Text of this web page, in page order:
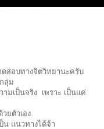
สอบทางจิตวิทยานะครับ
ลุ่ม
มเป็นจริง เพราะ เป็นแค่
ยตัวเอง
น แนวทางได้จ้า